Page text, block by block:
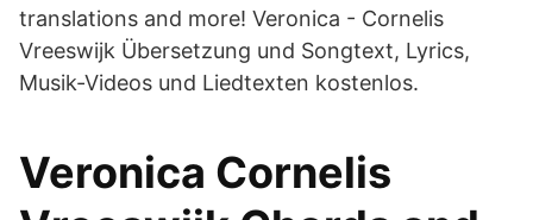
translations and more! Veronica - Cornelis
Vreeswijk Übersetzung und Songtext, Lyrics,
Musik-Videos und Liedtexten kostenlos.
Veronica Cornelis